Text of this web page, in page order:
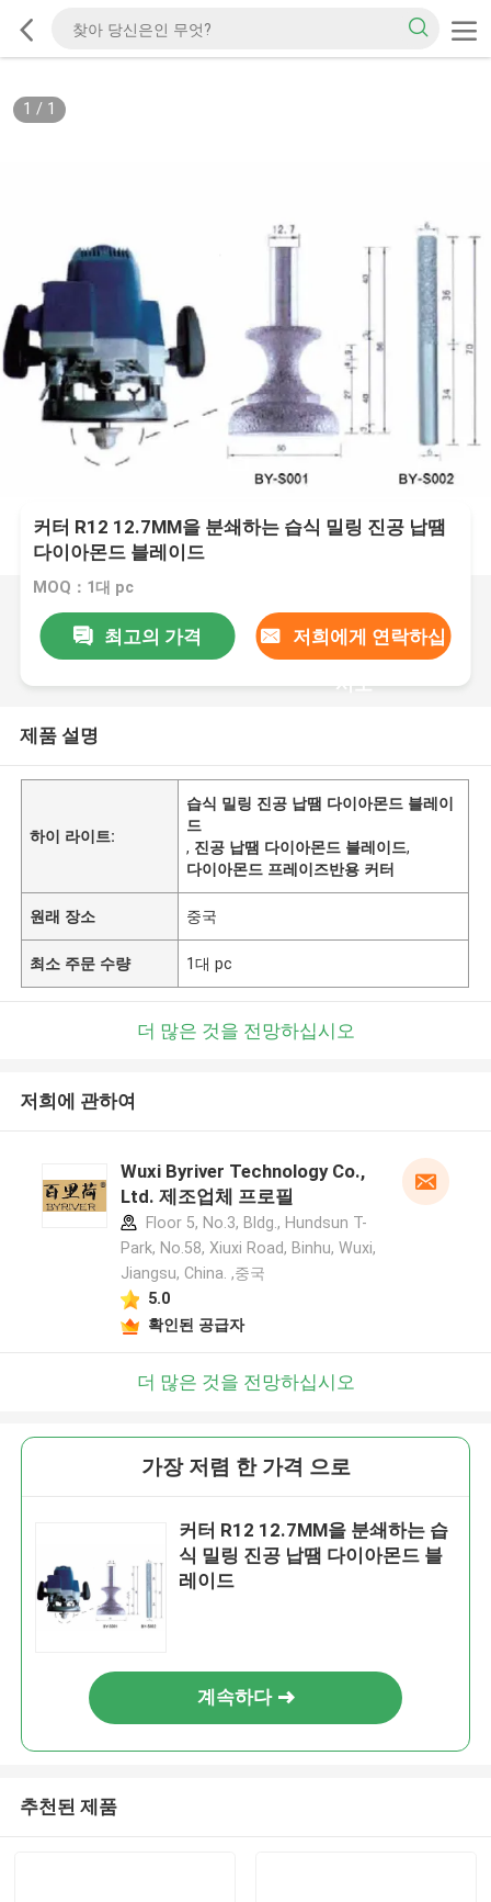
1 / 1
커터 R12 12.7MM을 분쇄하는 습식 밀링 진공 납땜
다이아몬드 블레이드
MOQ：1대 pc
최고의 가격 저희에게 연락하십
시오
제품 설명
하이 라이트:
습식 밀링 진공 납땜 다이아몬드 블레이
드
, 진공 납땜 다이아몬드 블레이드,
다이아몬드 프레이즈반용 커터
원래 장소 중국
최소 주문 수량 1대 pc
더 많은 것을 전망하십시오
저희에 관하여
Wuxi Byriver Technology Co.,
Ltd. 제조업체 프로필
Floor 5, No.3, Bldg., Hundsun T-
Park, No.58, Xiuxi Road, Binhu, Wuxi,
Jiangsu, China. ,중국
5.0
확인된 공급자
더 많은 것을 전망하십시오
가장 저렴 한 가격 으로
커터 R12 12.7MM을 분쇄하는 습
식 밀링 진공 납땜 다이아몬드 블
레이드
계속하다
추천된 제품